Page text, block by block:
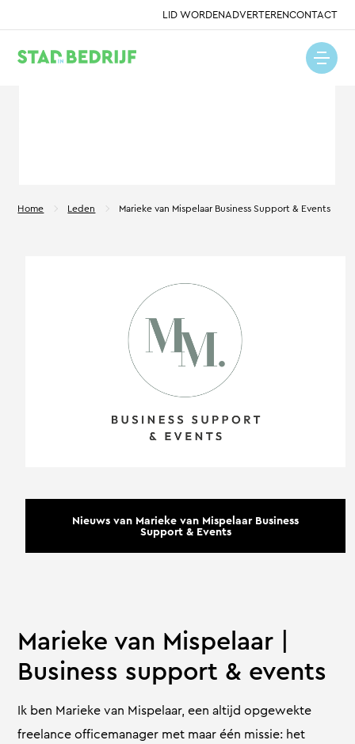
LID WORDENADVERTERENCONTACT
Home Leden Marieke van Mispelaar Business Support & Events
Marieke van Mispelaar |
Business support & events
Ik ben Marieke van Mispelaar, een altijd opgewekte
freelance officemanager met maar één missie: het
Nieuws van Marieke van Mispelaar Business
Support & Events